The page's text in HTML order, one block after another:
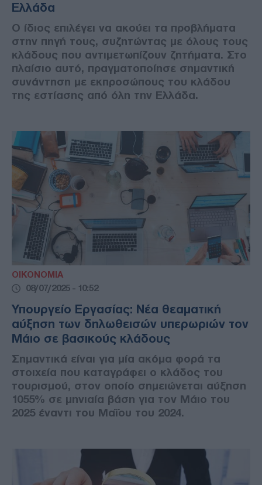
Ελλάδα
Ο ίδιος επιλέγει να ακούει τα προβλήματα
στην πηγή τους, συζητώντας με όλους τους
κλάδους που αντιμετωπίζουν ζητήματα. Στο
πλαίσιο αυτό, πραγματοποίησε σημαντική
συνάντηση με εκπροσώπους του κλάδου
της εστίασης από όλη την Ελλάδα.
ΟΙΚΟΝΟΜΙΑ
08/07/2025 - 10:52
Υπουργείο Εργασίας: Νέα θεαματική
αύξηση των δηλωθεισών υπερωριών τον
Μάιο σε βασικούς κλάδους
Σημαντικά είναι για μία ακόμα φορά τα
στοιχεία που καταγράφει ο κλάδος του
τουρισμού, στον οποίο σημειώνεται αύξηση
1055% σε μηνιαία βάση για τον Μάιο του
2025 έναντι του Μαΐου του 2024.